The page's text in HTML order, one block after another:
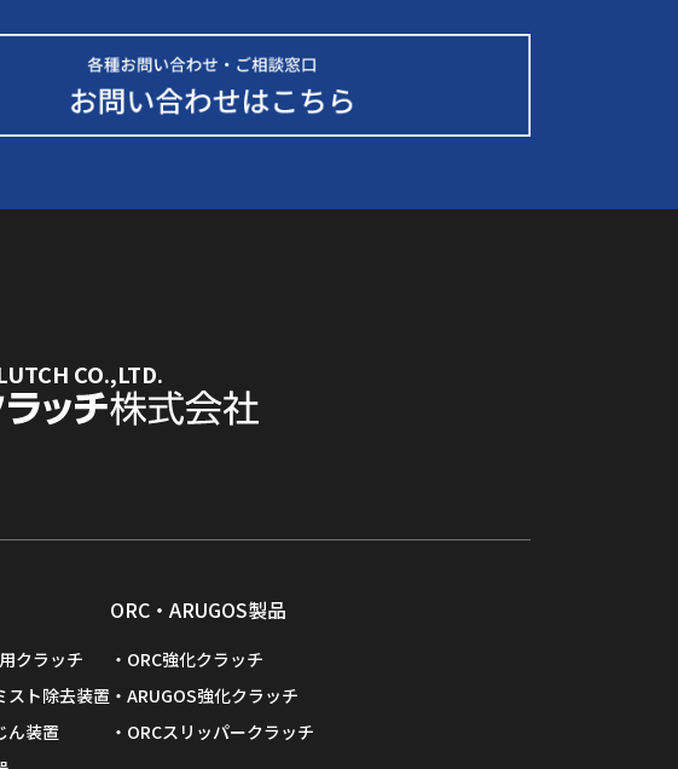
CO.,LTD.
クラッチ
スト除去装置
ん装置
ORC・ARUGOS製品
ORC強化クラッチ
ARUGOS強化クラッチ
ORCスリッパークラッチ